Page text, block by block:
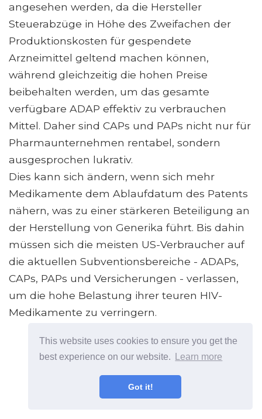
This website uses cookies to ensure you get the
best experience on our website.
Learn more
Got it!
angesehen werden, da die Hersteller
Steuerabzüge in Höhe des Zweifachen der
Produktionskosten für gespendete
Arzneimittel geltend machen können,
während gleichzeitig die hohen Preise
beibehalten werden, um das gesamte
verfügbare ADAP effektiv zu verbrauchen
Mittel. Daher sind CAPs und PAPs nicht nur für
Pharmaunternehmen rentabel, sondern
ausgesprochen lukrativ.
Dies kann sich ändern, wenn sich mehr
Medikamente dem Ablaufdatum des Patents
nähern, was zu einer stärkeren Beteiligung an
der Herstellung von Generika führt. Bis dahin
müssen sich die meisten US-Verbraucher auf
die aktuellen Subventionsbereiche - ADAPs,
CAPs, PAPs und Versicherungen - verlassen,
um die hohe Belastung ihrer teuren HIV-
Medikamente zu verringern.